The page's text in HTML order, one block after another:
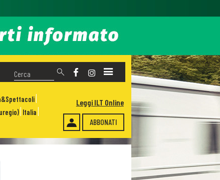
Italia
ABBONATI
Leggi ILT Online